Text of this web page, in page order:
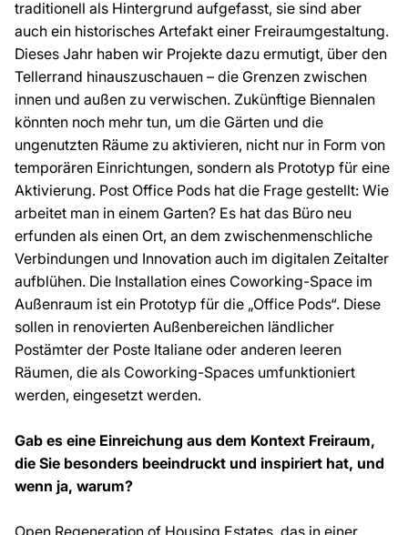
traditionell als Hintergrund aufgefasst, sie sind aber
auch ein historisches Artefakt einer Freiraumgestaltung.
Dieses Jahr haben wir Projekte dazu ermutigt, über den
Tellerrand hinauszuschauen – die Grenzen zwischen
innen und außen zu verwischen. Zukünftige Biennalen
könnten noch mehr tun, um die Gärten und die
ungenutzten Räume zu aktivieren, nicht nur in Form von
temporären Einrichtungen, sondern als Prototyp für eine
Aktivierung. Post Office Pods hat die Frage gestellt: Wie
arbeitet man in einem Garten? Es hat das Büro neu
erfunden als einen Ort, an dem zwischenmenschliche
Verbindungen und Innovation auch im digitalen Zeitalter
aufblühen. Die Installation eines Coworking-Space im
Außenraum ist ein Prototyp für die „Office Pods“. Diese
sollen in renovierten Außenbereichen ländlicher
Postämter der Poste Italiane oder anderen leeren
Räumen, die als Coworking-Spaces umfunktioniert
werden, eingesetzt werden.
Gab es eine Einreichung aus dem Kontext Freiraum,
die Sie besonders beeindruckt und inspiriert hat, und
wenn ja, warum?
Open Regeneration of Housing Estates, das in einer